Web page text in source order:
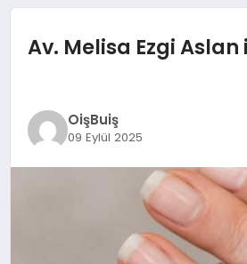
EKONOMİ
GÜNCEL
SPOR
Av. Melisa Ezgi Aslan
OişBuiş
09 Eylül 2025